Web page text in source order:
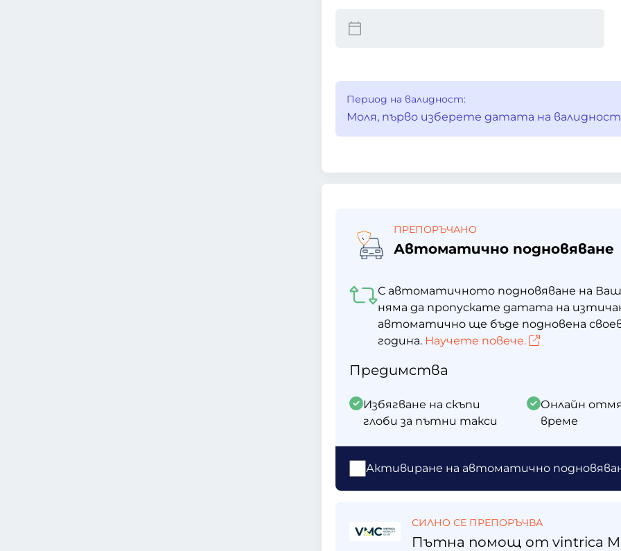
Период на валидност:
Моля, първо изберете датата на
ПРЕПОРЪЧАНО
Автоматично подновяване
С автоматичното подновяване на
няма да пропускате датата на
автоматично ще бъде подновена
година. Научете повече.
Предимства
Избягване на скъпи
глоби за пътни такси
Онлайн
време
Активиране на автоматично
СИЛНО СЕ ПРЕПОРЪЧВА
Пътна помощ от vintrica